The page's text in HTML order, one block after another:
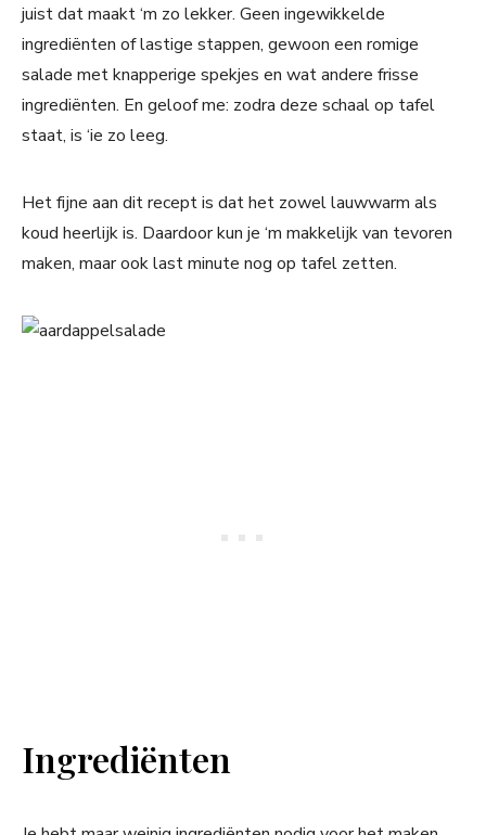
juist dat maakt ‘m zo lekker. Geen ingewikkelde
ingrediënten of lastige stappen, gewoon een romige
salade met knapperige spekjes en wat andere frisse
ingrediënten. En geloof me: zodra deze schaal op tafel
staat, is ‘ie zo leeg.
Het fijne aan dit recept is dat het zowel lauwwarm als
koud heerlijk is. Daardoor kun je ‘m makkelijk van tevoren
maken, maar ook last minute nog op tafel zetten.
Ingrediënten